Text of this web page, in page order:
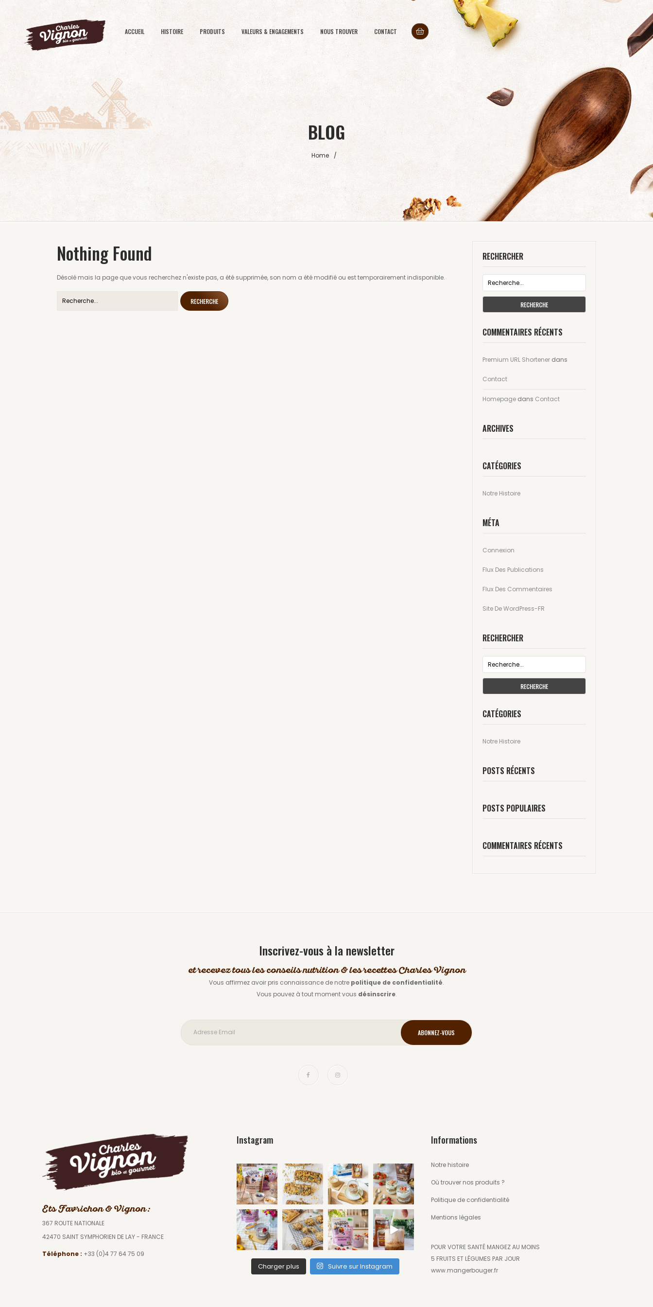
ACCUEIL HISTOIRE PRODUITS VALEURS & ENGAGEMENTS NOUS TROUVER CONTACT
BLOG
Home /
Nothing Found
Désolé mais la page que vous recherchez n'existe pas, a été supprimée, son nom a été modifié ou est temporairement indisponible.
RECHERCHE
RECHERCHER
RECHERCHE
COMMENTAIRES RÉCENTS
Premium URL Shortener dans
Contact
Homepage dans Contact
ARCHIVES
CATÉGORIES
Notre Histoire
MÉTA
Connexion
Flux Des Publications
Flux Des Commentaires
Site De WordPress-FR
RECHERCHER
RECHERCHE
CATÉGORIES
Notre Histoire
POSTS RÉCENTS
POSTS POPULAIRES
COMMENTAIRES RÉCENTS
Inscrivez-vous à la newsletter
et recevez tous les conseils nutrition & les recettes Charles Vignon
Vous affirmez avoir pris connaissance de notre politique de confidentialité.
Vous pouvez à tout moment vous désinscrire.
Ets Favrichon & Vignon :
367 ROUTE NATIONALE
42470 SAINT SYMPHORIEN DE LAY - FRANCE
Téléphone : +33 (0)4 77 64 75 09
Instagram
Charger plus Suivre sur Instagram
Informations
Notre histoire
Où trouver nos produits ?
Politique de confidentialité
Mentions légales
POUR VOTRE SANTÉ MANGEZ AU MOINS
5 FRUITS ET LÉGUMES PAR JOUR
www.mangerbouger.fr